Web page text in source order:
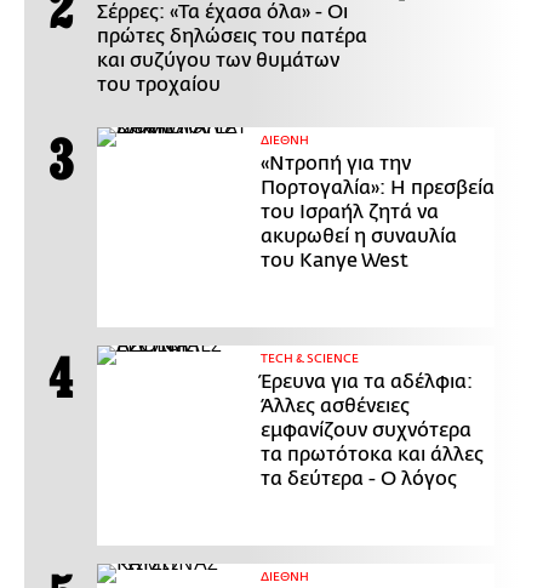
Σέρρες: «Τα έχασα όλα» - Οι
πρώτες δηλώσεις του πατέρα
και συζύγου των θυμάτων
του τροχαίου
ΔΙΕΘΝΗ
«Ντροπή για την
Πορτογαλία»: Η πρεσβεία
του Ισραήλ ζητά να
ακυρωθεί η συναυλία
του Kanye West
ΤECH & SCIENCE
Έρευνα για τα αδέλφια:
Άλλες ασθένειες
εμφανίζουν συχνότερα
τα πρωτότοκα και άλλες
τα δεύτερα - Ο λόγος
ΔΙΕΘΝΗ